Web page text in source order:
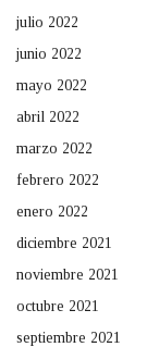
julio 2022
junio 2022
mayo 2022
abril 2022
marzo 2022
febrero 2022
enero 2022
diciembre 2021
noviembre 2021
octubre 2021
septiembre 2021